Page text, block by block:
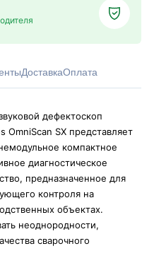
ДоставкаОплата
дефектоскоп
OmniScan SX представляет
компактное
диагностическое
предназначенное для
контроля на
объектах.
неоднородности,
сварочного